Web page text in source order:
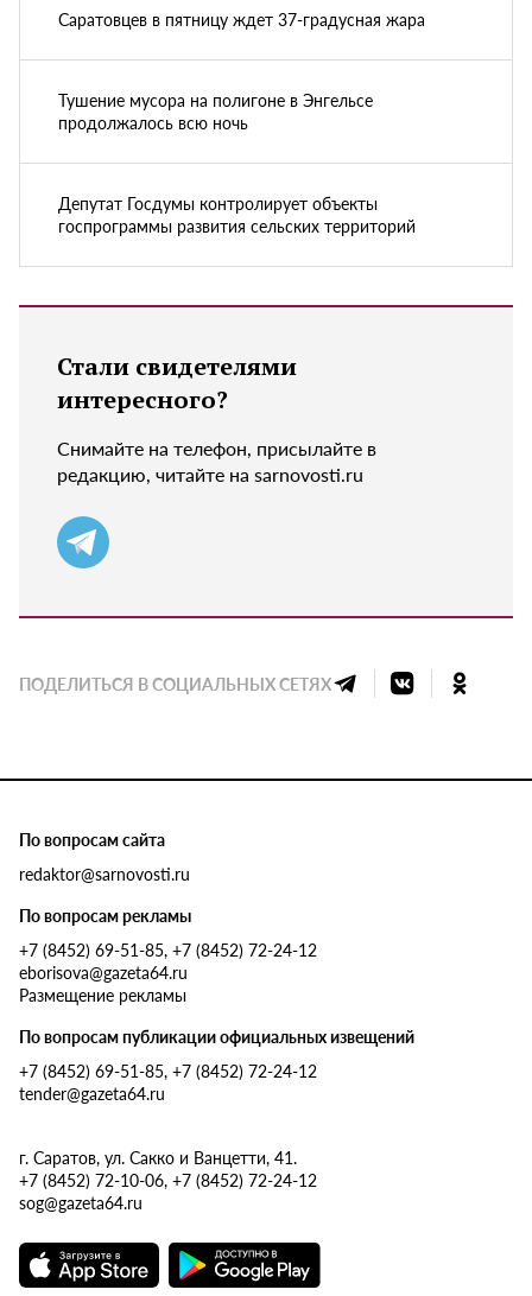
Саратовцев в пятницу ждет 37-градусная жара
Тушение мусора на полигоне в Энгельсе
продолжалось всю ночь
Депутат Госдумы контролирует объекты
госпрограммы развития сельских территорий
Стали свидетелями
интересного?
Снимайте на телефон, присылайте в
редакцию, читайте на sarnovosti.ru
ПОДЕЛИТЬСЯ В СОЦИАЛЬНЫХ СЕТЯХ
По вопросам сайта
redaktor@sarnovosti.ru
По вопросам рекламы
+7 (8452) 69-51-85, +7 (8452) 72-24-12
eborisova@gazeta64.ru
Размещение рекламы
По вопросам публикации официальных извещений
+7 (8452) 69-51-85, +7 (8452) 72-24-12
tender@gazeta64.ru
г. Саратов, ул. Сакко и Ванцетти, 41.
+7 (8452) 72-10-06, +7 (8452) 72-24-12
sog@gazeta64.ru